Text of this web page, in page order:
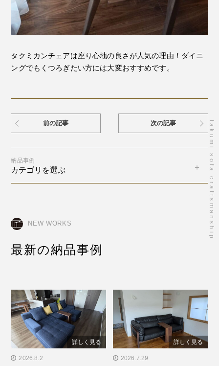
takumi sofa craftsmanship
タクミカンチェアは座り心地の良さが人気の理由！ダイニ
ングでもくつろぎたい方には大変おすすめです。
前の記事 次の記事
納品事例
カテゴリを選ぶ
NEW WORKS
最新の納品事例
" alt="岡山県H様邸／RX-F
詳しく見る
2026.8.2
" alt="愛知県Y様邸／LE
詳しく見る
2026.7.29